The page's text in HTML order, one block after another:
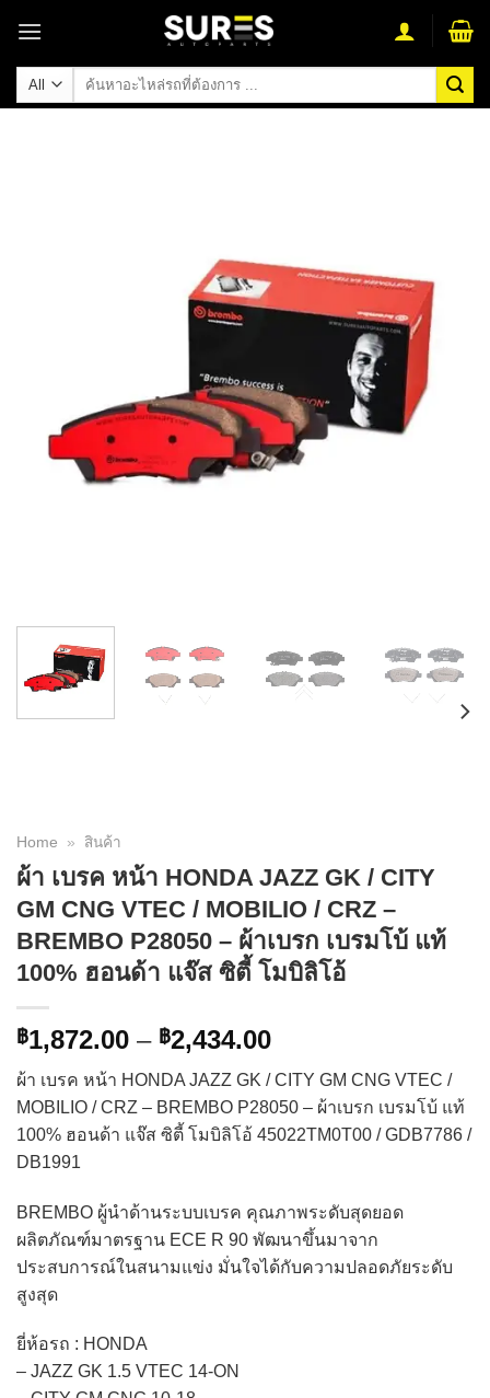
content
ค้นหา:
Home » สินค้า
ผ้า เบรค หน้า HONDA JAZZ GK / CITY
GM CNG VTEC / MOBILIO / CRZ –
BREMBO P28050 – ผ้าเบรก เบรมโบ้ แท้
100% ฮอนด้า แจ๊ส ซิตี้ โมบิลิโอ้
฿1,872.00 – ฿2,434.00Price
฿1,872.00
through
฿2,434.00
ผ้า เบรค หน้า HONDA JAZZ GK / CITY GM CNG VTEC /
MOBILIO / CRZ – BREMBO P28050 – ผ้าเบรก เบรมโบ้ แท้
100% ฮอนด้า แจ๊ส ซิตี้ โมบิลิโอ้ 45022TM0T00 / GDB7786 /
DB1991
BREMBO ผู้นำด้านระบบเบรค คุณภาพระดับสุดยอด
ผลิตภัณฑ์มาตรฐาน ECE R 90 พัฒนาขึ้นมาจาก
ประสบการณ์ในสนามแข่ง มั่นใจได้กับความปลอดภัยระดับ
สูงสุด
ยี่ห้อรถ : HONDA
– JAZZ GK 1.5 VTEC 14-ON